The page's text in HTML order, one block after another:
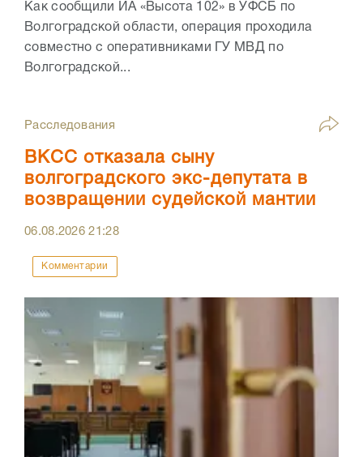
Как сообщили ИА «Высота 102» в УФСБ по
Волгоградской области, операция проходила
совместно с оперативниками ГУ МВД по
Волгоградской...
Расследования
ВКСС отказала сыну
волгоградского экс-депутата в
возвращении судейской мантии
06.08.202621:28
Комментарии